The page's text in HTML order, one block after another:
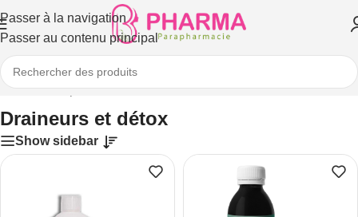
Passer à la navigation
Passer au contenu principal
/Compléments alimentaires/Minceur/Draineurs et détox
Draineurs et détox
Show sidebar